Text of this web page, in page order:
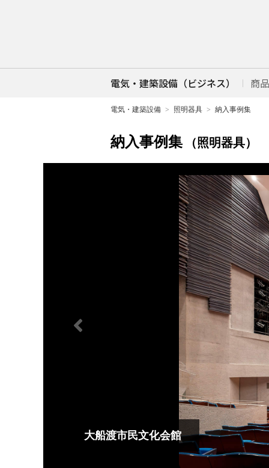
電気・建築設備（ビジネス） 商
電気・建築設備 照明器具 納入事例集
納入事例集 （照明器具）
大船渡市民文化会館